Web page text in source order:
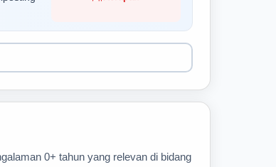
0+ tahun yang relevan di bidang